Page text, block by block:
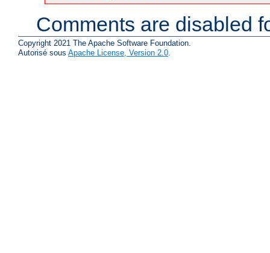
Comments are disabled
Copyright 2021 The Apache Software Foundation.
Autorisé sous Apache License, Version 2.0